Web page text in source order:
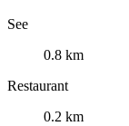
See
0.8 km
Restaurant
0.2 km